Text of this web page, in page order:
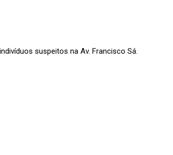
suspeitos na Av. Francisco Sá.